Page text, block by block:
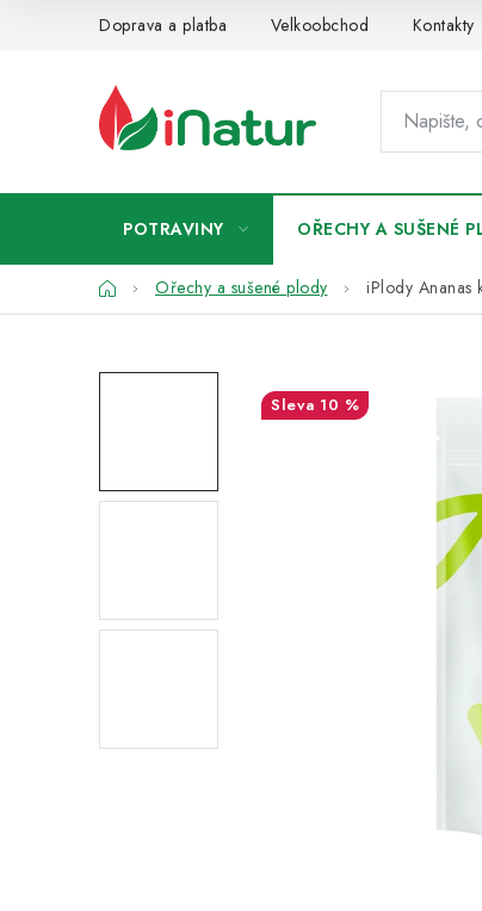
Doprava a platba Velkoobchod Kontakty
POTRAVINY OŘECHY A SUŠENÉ
DomůOřechy a sušené plody iPlody Ananas
10 %